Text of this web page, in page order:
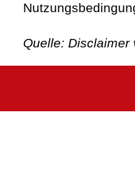
Quelle: Disclaimer